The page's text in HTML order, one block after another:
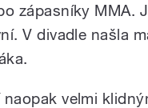
zápasníky MMA.
V divadle našla
velmi